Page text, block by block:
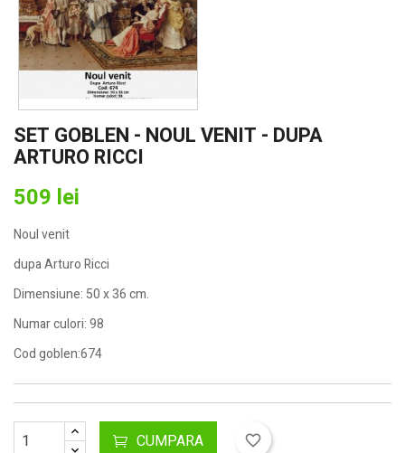
SET GOBLEN - NOUL VENIT - DUPA
ARTURO RICCI
509 lei
Noul venit
dupa Arturo Ricci
Dimensiune: 50 x 36 cm.
Numar culori: 98
Cod goblen:674
CUMPARA favorite_border